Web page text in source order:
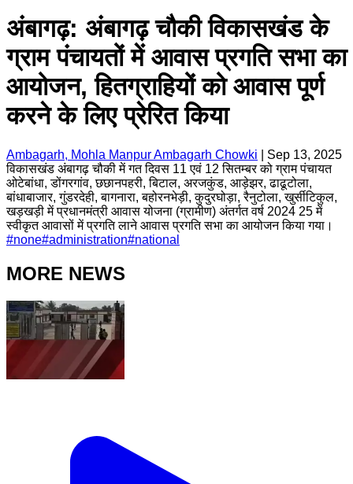
अंबागढ़: अंबागढ़ चौकी विकासखंड के
ग्राम पंचायतों में आवास प्रगति सभा का
आयोजन, हितग्राहियों को आवास पूर्ण
करने के लिए प्रेरित किया
Ambagarh, Mohla Manpur Ambagarh Chowki
Sep 13, 2025
विकासखंड अंबागढ़ चौकी में गत दिवस 11 एवं 12 सितम्बर को ग्राम पंचायत
ओटेबांधा, डोंगरगांव, छछानपहरी, बिटाल, अरजकुंड, आड़ेझर, ढाढूटोला,
बांधाबाजार, गुंडरदेही, बागनारा, बहोरनभेड़ी, कुदुरघोड़ा, रैनुटोला, खुर्सीटिकुल,
खड़खड़ी में प्रधानमंत्री आवास योजना (ग्रामीण) अंतर्गत वर्ष 2024 25 में
स्वीकृत आवासों में प्रगति लाने आवास प्रगति सभा का आयोजन किया गया।
#none#administration#national
MORE NEWS